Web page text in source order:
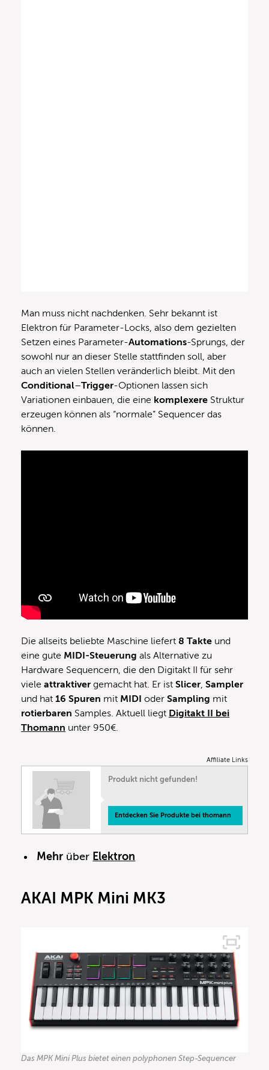
Man muss nicht nachdenken. Sehr bekannt ist
Elektron für Parameter-Locks, also dem gezielten
Setzen eines Parameter-Automations-Sprungs, der
sowohl nur an dieser Stelle stattfinden soll, aber
auch an vielen Stellen veränderlich bleibt. Mit den
Conditional–Trigger-Optionen lassen sich
Variationen einbauen, die eine komplexere Struktur
erzeugen können als “normale” Sequencer das
können.
Die allseits beliebte Maschine liefert 8 Takte und
eine gute MIDI-Steuerung als Alternative zu
Hardware Sequencern, die den Digitakt II für sehr
viele attraktiver gemacht hat. Er ist Slicer, Sampler
und hat 16 Spuren mit MIDI oder Sampling mit
rotierbaren Samples. Aktuell liegt Digitakt II bei
Thomann unter 950€.
Affiliate Links
Produkt nicht gefunden!
Entdecken Sie Produkte bei thomann
Mehr über Elektron
AKAI MPK Mini MK3
Das MPK Mini Plus bietet einen polyphonen Step-Sequencer